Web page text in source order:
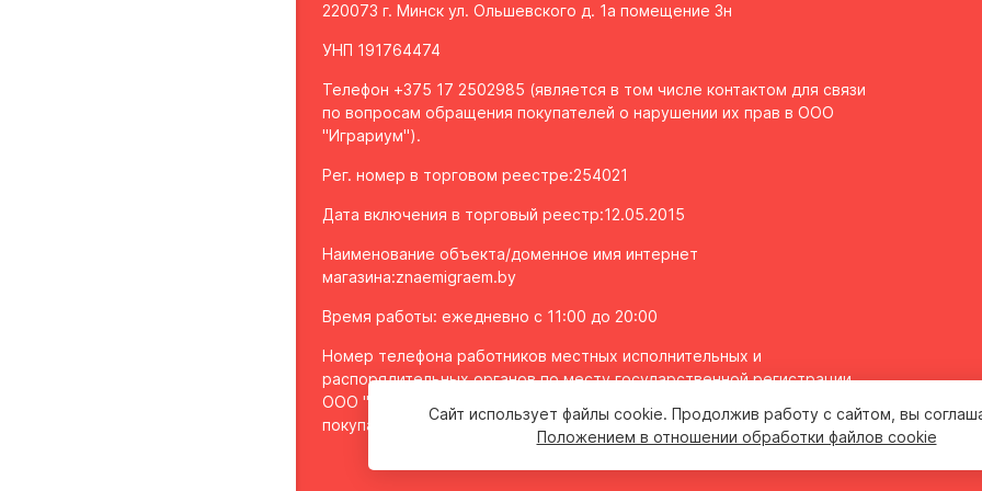
220073 г. Минск ул. Ольшевского д. 1а помещение 3н
УНП 191764474
Телефон +375 17 2502985 (является в том числе контактом для связи
по вопросам обращения покупателей о нарушении их прав в ООО
"Играриум").
Рег. номер в торговом реестре:254021
Дата включения в торговый реестр:12.05.2015
Наименование объекта/доменное имя интернет
магазина:znaemigraem.by
Время работы: ежедневно с 11:00 до 20:00
Номер телефона работников местных исполнительных и
распорядительных органов по месту государственной регистрации
ООО "Играриум", уполномоченных рассматривать обращения
покупателей - 8 017 2043106
Сайт использует файлы cookie. Продолжив работу с сайтом, вы
Положением в отношении обработки файлов cookie